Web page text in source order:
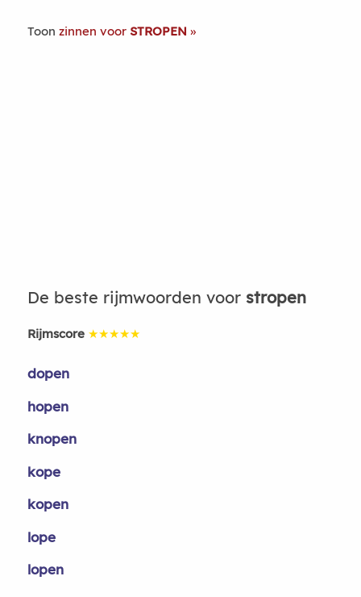
Toon zinnen voor STROPEN
De beste rijmwoorden voor stropen
Rijmscore ★★★★★
dopen
hopen
knopen
kope
kopen
lope
lopen